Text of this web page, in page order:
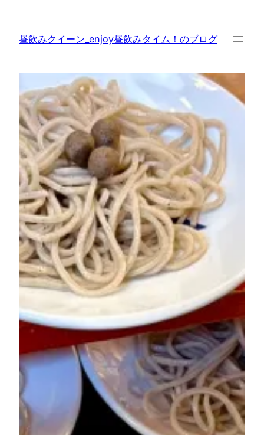
昼飲みクイーン_enjoy昼飲みタイム！のブログ